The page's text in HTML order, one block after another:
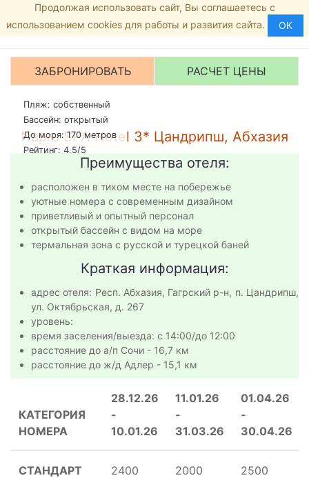
8 (800) 555-35-46 МЕНЮ
Рейтинг:3.9/5 -7голосов
Главная страница
Гостиницы
ЗАБРОНИРОВАТЬ РАСЧЕТ ЦЕНЫ
Пляж: собственный
Бассейн: открытый
До моря: 170 метров
Рейтинг: 4,5/5
Napra SPA Hotel 3* Цандрипш, Абхазия
Преимущества отеля:
расположен в тихом месте на побережье
уютные номера с современным дизайном
приветливый и опытный персонал
открытый бассейн с видом на море
термальная зона с русской и турецкой баней
Краткая информация:
адрес отеля: Респ. Абхазия, Гагрский р-н, п. Цандрипш,
ул. Октябрьская, д. 267
уровень:
время заселения/выезда: с 14:00/до 12:00
расстояние до а/п Сочи - 16,7 км
расстояние до ж/д Адлер - 15,1 км
КАТЕГОРИЯ
НОМЕРА
28.12.26
-
10.01.26
11.01.26
-
31.03.26
01.04.26
-
30.04.26
СТАНДАРТ
2400 2000 2500
Продолжая использовать сайт, Вы соглашаетесь с
использованием cookies для работы и развития сайта.
ОК